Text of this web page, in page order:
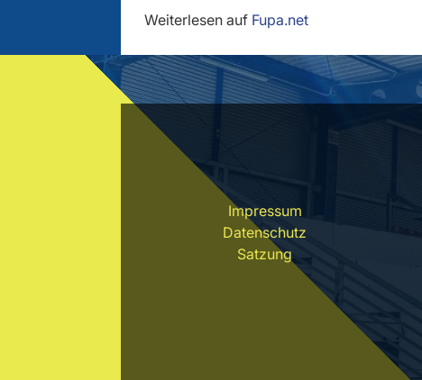
Weiterlesen auf Fupa.net
Impressum
Datenschutz
Satzung